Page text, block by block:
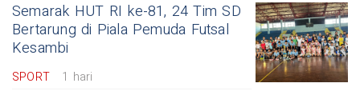
Semarak HUT RI ke-81, 24 Tim SD
Bertarung di Piala Pemuda Futsal
Kesambi
SPORT 1 hari